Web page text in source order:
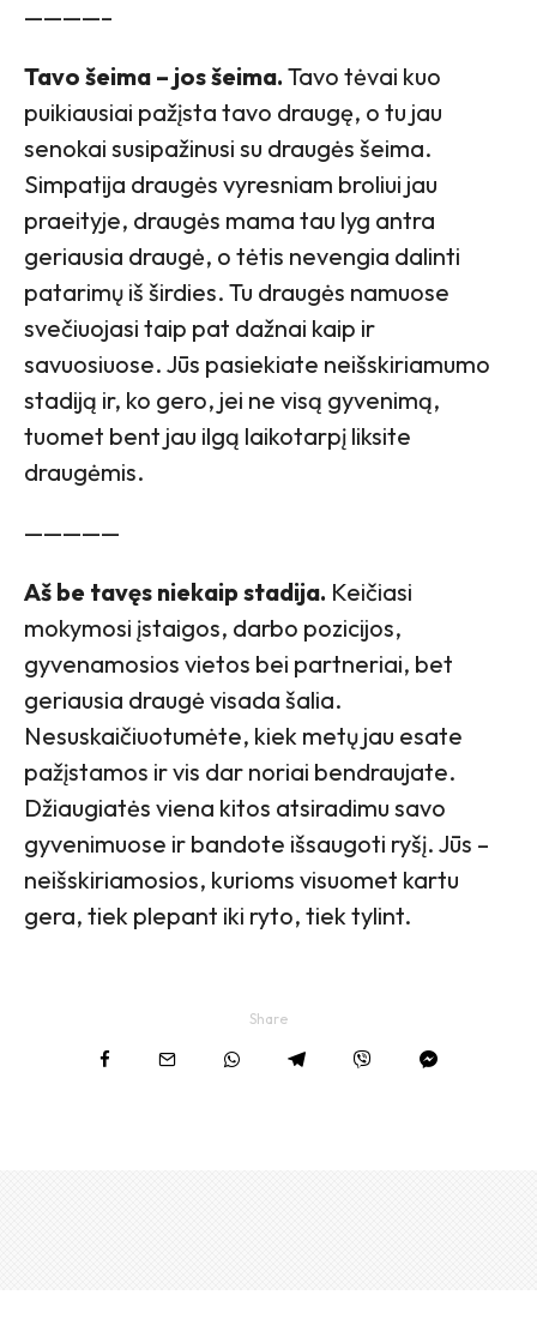
————–
Tavo šeima – jos šeima. Tavo tėvai kuo
puikiausiai pažįsta tavo draugę, o tu jau
senokai susipažinusi su draugės šeima.
Simpatija draugės vyresniam broliui jau
praeityje, draugės mama tau lyg antra
geriausia draugė, o tėtis nevengia dalinti
patarimų iš širdies. Tu draugės namuose
svečiuojasi taip pat dažnai kaip ir
savuosiuose. Jūs pasiekiate neišskiriamumo
stadiją ir, ko gero, jei ne visą gyvenimą,
tuomet bent jau ilgą laikotarpį liksite
draugėmis.
—————
Aš be tavęs niekaip stadija. Keičiasi
mokymosi įstaigos, darbo pozicijos,
gyvenamosios vietos bei partneriai, bet
geriausia draugė visada šalia.
Nesuskaičiuotumėte, kiek metų jau esate
pažįstamos ir vis dar noriai bendraujate.
Džiaugiatės viena kitos atsiradimu savo
gyvenimuose ir bandote išsaugoti ryšį. Jūs –
neišskiriamosios, kurioms visuomet kartu
gera, tiek plepant iki ryto, tiek tylint.
Share